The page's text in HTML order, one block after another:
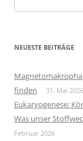
nach:
NEUESTE BEITRÄGE
finden
31. Mai 2026
Eukaryogenese:
Was unser
Februar 2026